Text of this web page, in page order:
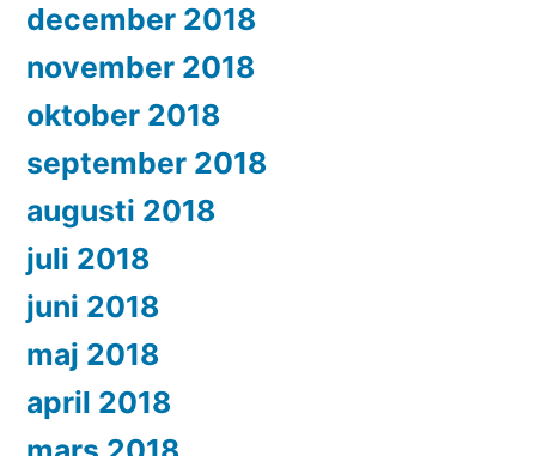
december 2018
november 2018
oktober 2018
september 2018
augusti 2018
juli 2018
juni 2018
maj 2018
april 2018